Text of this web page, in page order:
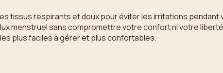
tissus respirants et doux pour éviter les irritations pendant
menstruel sans compromettre votre confort ni votre
plus faciles à gérer et plus confortables.